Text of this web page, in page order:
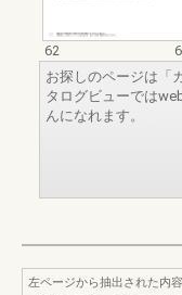
62
お探しのページは「
タログビューでは
んになれます。
左ページから抽出された内容